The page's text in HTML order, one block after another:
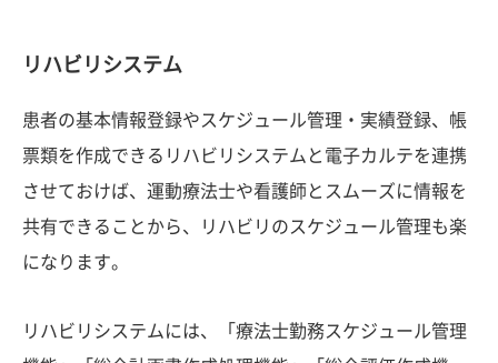
リハビリシステム
患者の基本情報登録やスケジュール管理・実績登録、帳
票類を作成できるリハビリシステムと電子カルテを連携
させておけば、運動療法士や看護師とスムーズに情報を
共有できることから、リハビリのスケジュール管理も楽
になります。
リハビリシステムには、「療法士勤務スケジュール管理